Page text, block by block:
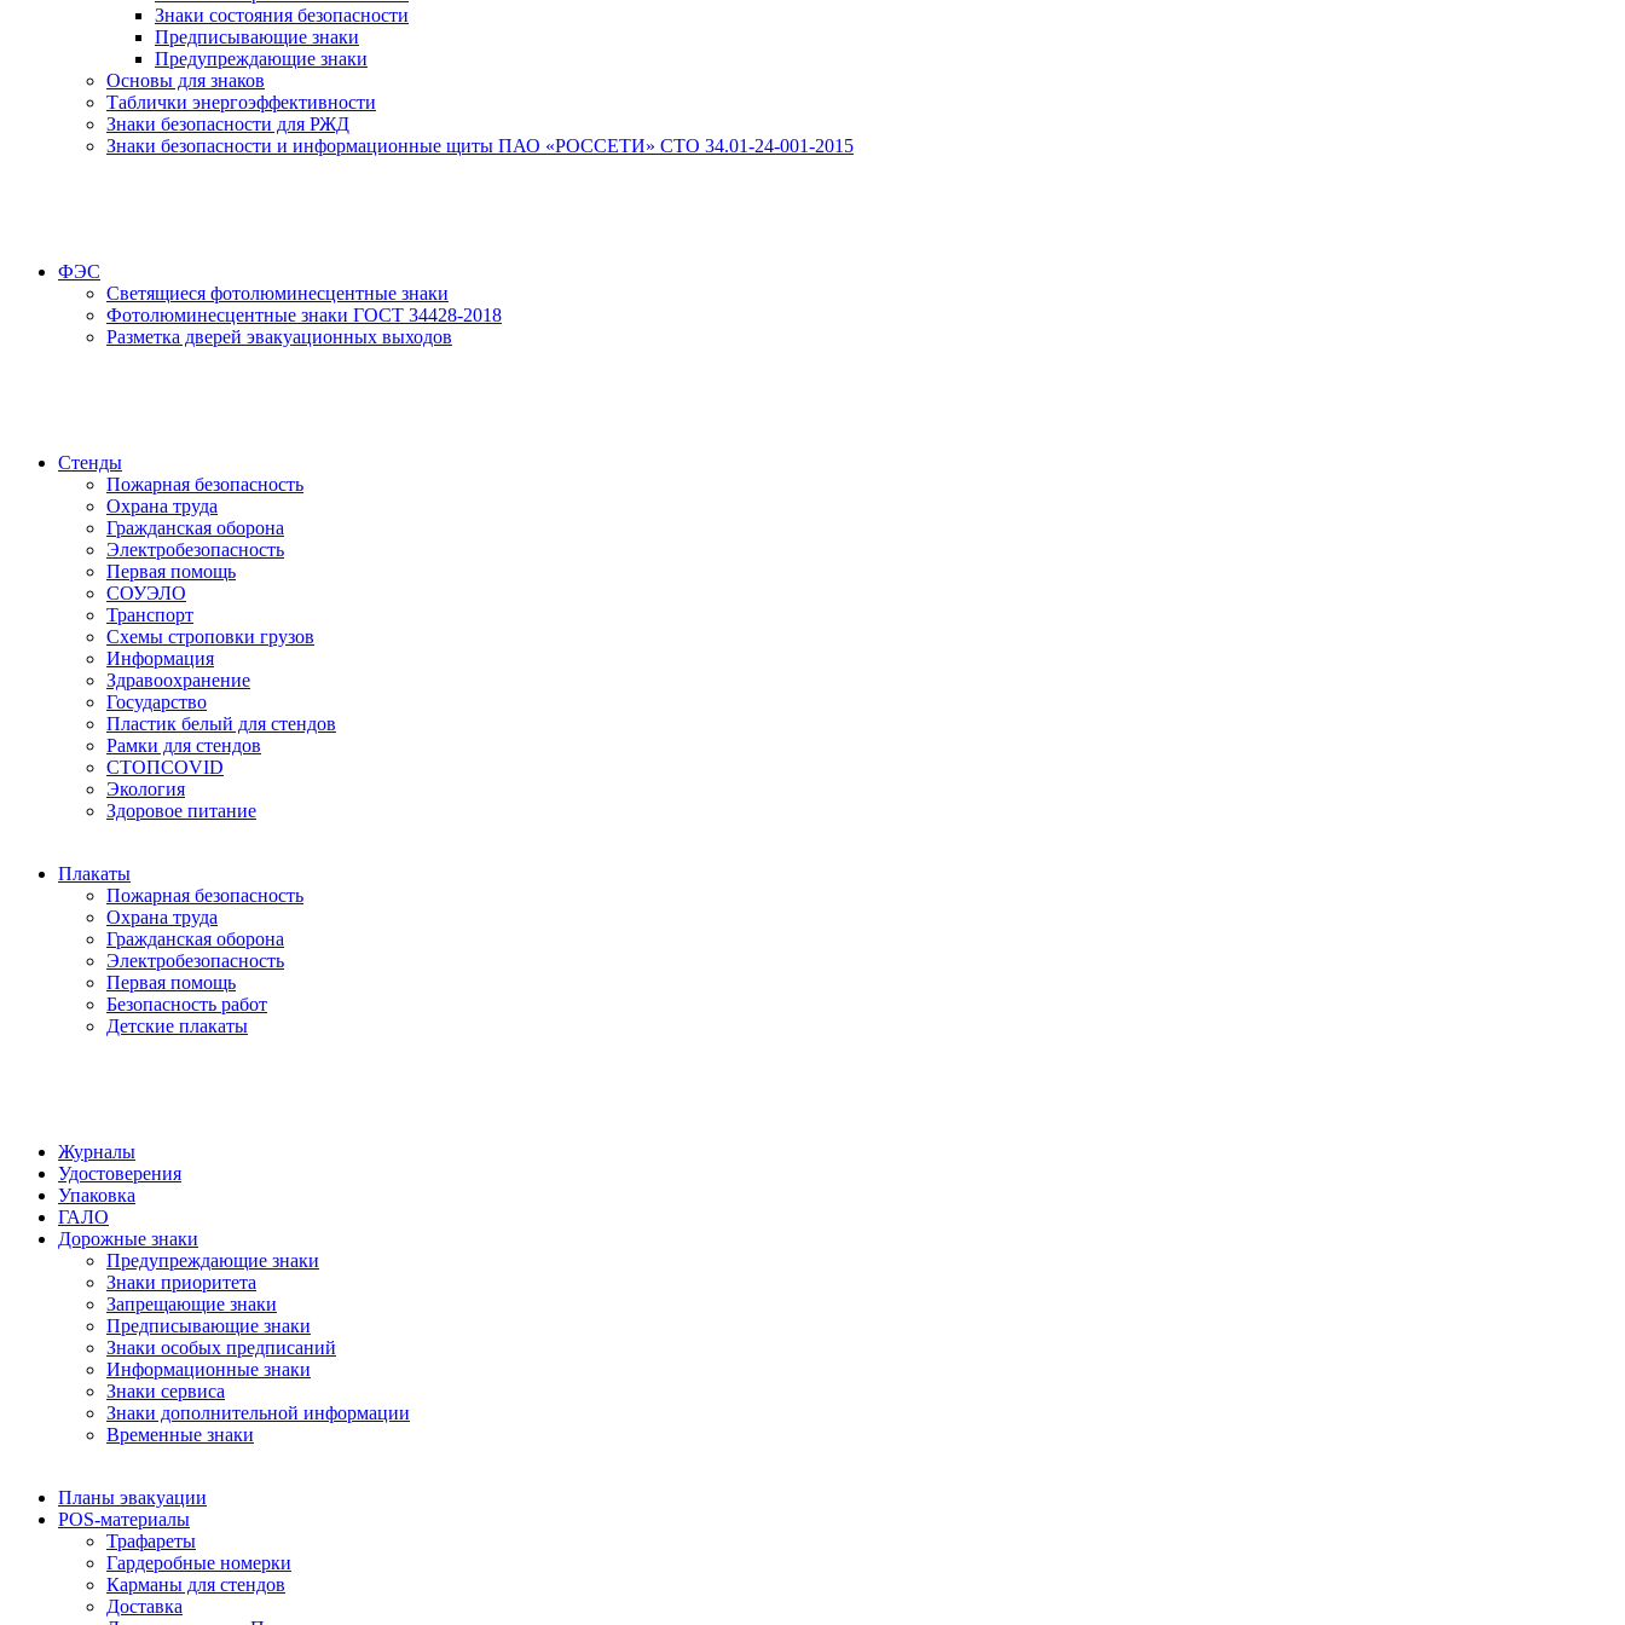
Знаки состояния безопасности
Предписывающие знаки
Предупреждающие знаки
Основы для знаков
Таблички энергоэффективности
Знаки безопасности для РЖД
Знаки безопасности и информационные щиты ПАО «РОССЕТИ» СТО 34.01-24-001-2015
ФЭС
Светящиеся фотолюминесцентные знаки
Фотолюминесцентные знаки ГОСТ 34428-2018
Разметка дверей эвакуационных выходов
Стенды
Пожарная безопасность
Охрана труда
Гражданская оборона
Электробезопасность
Первая помощь
СОУЭЛО
Транспорт
Схемы строповки грузов
Информация
Здравоохранение
Государство
Пластик белый для стендов
Рамки для стендов
СТОПCOVID
Экология
Здоровое питание
Плакаты
Пожарная безопасность
Охрана труда
Гражданская оборона
Электробезопасность
Первая помощь
Безопасность работ
Детские плакаты
Журналы
Удостоверения
Упаковка
ГАЛО
Дорожные знаки
Предупреждающие знаки
Знаки приоритета
Запрещающие знаки
Предписывающие знаки
Знаки особых предписаний
Информационные знаки
Знаки сервиса
Знаки дополнительной информации
Временные знаки
Планы эвакуации
POS-материалы
Трафареты
Гардеробные номерки
Карманы для стендов
Доставка